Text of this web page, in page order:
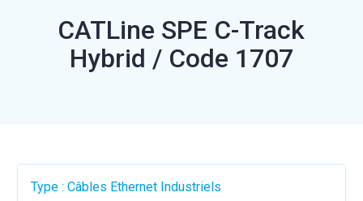
CATLine SPE C-Track
Hybrid / Code 1707
Type : Câbles Ethernet Industriels